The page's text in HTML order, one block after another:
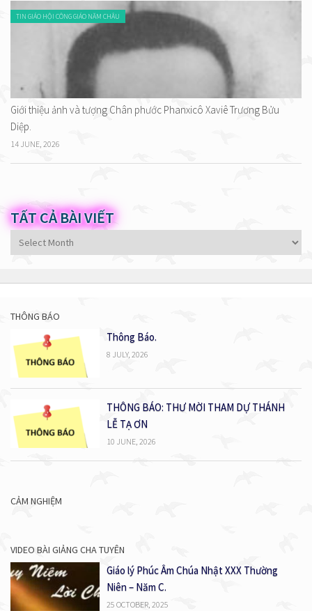
TIN GIÁO HỘI CÔNG GIÁO NĂM CHÂU
Giới thiệu ảnh và tượng Chân phước Phanxicô Xaviê Trương Bửu
Diệp.
14 JUNE, 2026
TẤT CẢ BÀI VIẾT
Tất
cả
viết
THÔNG BÁO
Thông Báo.
8 JULY, 2026
THÔNG BÁO: THƯ MỜI THAM DỰ THÁNH
LỄ TẠ ƠN
10 JUNE, 2026
CẢM NGHIỆM
VIDEO BÀI GIẢNG CHA TUYÊN
Giáo lý Phúc Âm Chúa Nhật XXX Thường
Niên – Năm C.
25 OCTOBER, 2025